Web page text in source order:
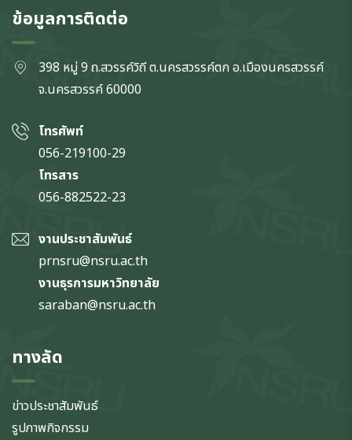
ข้อมูลการติดต่อ
398 หมู่ 9 ถ.สวรรค์วิถี ต.นครสวรรค์ตก อ.เมืองนครสวรรค์
จ.นครสวรรค์60000
โทรศัพท์
056-219100-29
โทรสาร
056-882522-23
งานประชาสัมพันธ์
prnsru@nsru.ac.th
งานธุรการมหาวิทยาลัย
saraban@nsru.ac.th
ทางลัด
ข่าวประชาสัมพันธ์
รูปภาพกิจกรรม